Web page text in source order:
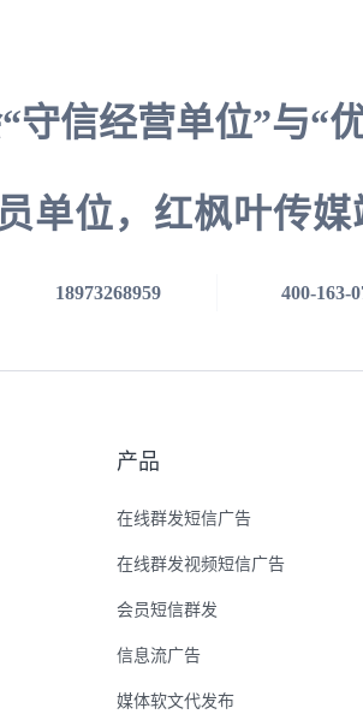
守信经营单位”与“
单位，红枫叶传
18973268959 400-163-
产品
在线群发短信广告
在线群发视频短信广告
会员短信群发
信息流广告
媒体软文代发布